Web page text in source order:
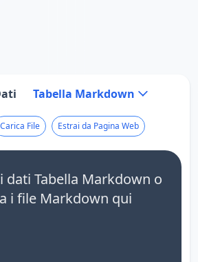
Tabella Markdown
Carica File Estrai da Pagina Web
dati Tabella Markdown o
i file Markdown qui